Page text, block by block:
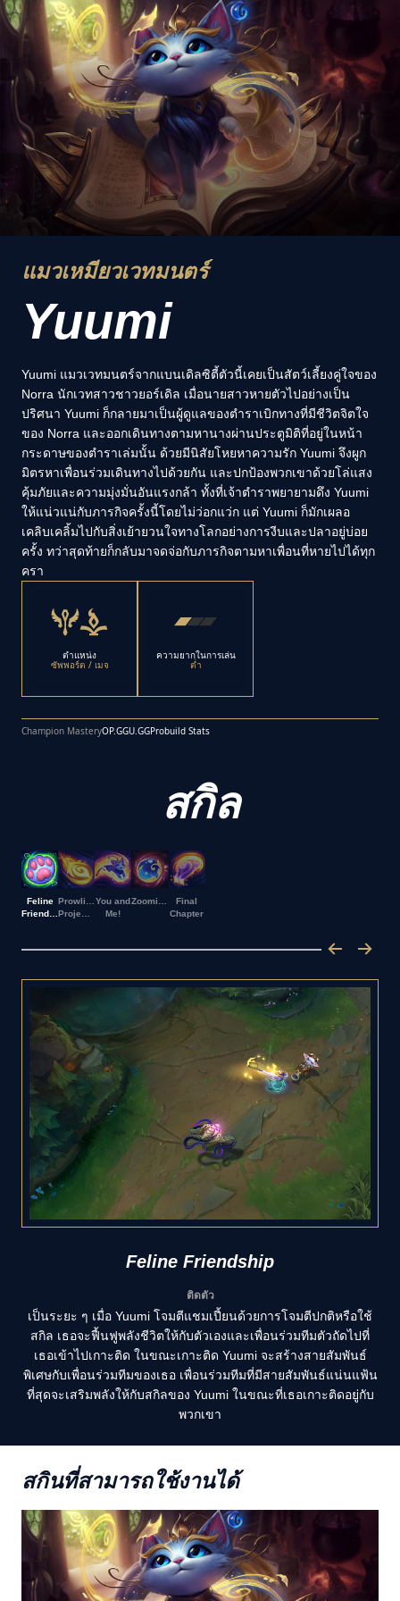
แมวเหมียวเวทมนตร์
Yuumi
Yuumi แมวเวทมนตร์จากแบนเดิลซิตี้ตัวนี้เคยเป็นสัตว์เลี้ยงคู่ใจของ
Norra นักเวทสาวชาวยอร์เดิล เมื่อนายสาวหายตัวไปอย่างเป็น
ปริศนา Yuumi ก็กลายมาเป็นผู้ดูแลของตำราเบิกทางที่มีชีวิตจิตใจ
ของ Norra และออกเดินทางตามหานางผ่านประตูมิติที่อยู่ในหน้า
กระดาษของตำราเล่มนั้น ด้วยมีนิสัยโหยหาความรัก Yuumi จึงผูก
มิตรหาเพื่อนร่วมเดินทางไปด้วยกัน และปกป้องพวกเขาด้วยโล่แสง
คุ้มภัยและความมุ่งมั่นอันแรงกล้า ทั้งที่เจ้าตำราพยายามดึง Yuumi
ให้แน่วแน่กับภารกิจครั้งนี้โดยไม่ว่อกแว่ก แต่ Yuumi ก็มักเผลอ
เคลิบเคลิ้มไปกับสิ่งเย้ายวนใจทางโลกอย่างการงีบและปลาอยู่บ่อย
ครั้ง ทว่าสุดท้ายก็กลับมาจดจ่อกับภารกิจตามหาเพื่อนที่หายไปได้ทุก
ครา
ตำแหน่ง
ซัพพอร์ต / เมจ
ความยากในการเล่น
ต่ำ
Champion MasteryOP.GGU.GGProbuild Stats
สกิล
Feline ProwlingYou and
Me!
Final
Chapter
Feline Friendship
ติดตัว
เป็นระยะ ๆ เมื่อ Yuumi โจมตีแชมเปี้ยนด้วยการโจมตีปกติหรือใช้
สกิล เธอจะฟื้นฟูพลังชีวิตให้กับตัวเองและเพื่อนร่วมทีมตัวถัดไปที่
เธอเข้าไปเกาะติด ในขณะเกาะติด Yuumi จะสร้างสายสัมพันธ์
พิเศษกับเพื่อนร่วมทีมของเธอ เพื่อนร่วมทีมที่มีสายสัมพันธ์แน่นแฟ้น
ที่สุดจะเสริมพลังให้กับสกิลของ Yuumi ในขณะที่เธอเกาะติดอยู่กับ
พวกเขา
สกินที่สามารถใช้งานได้